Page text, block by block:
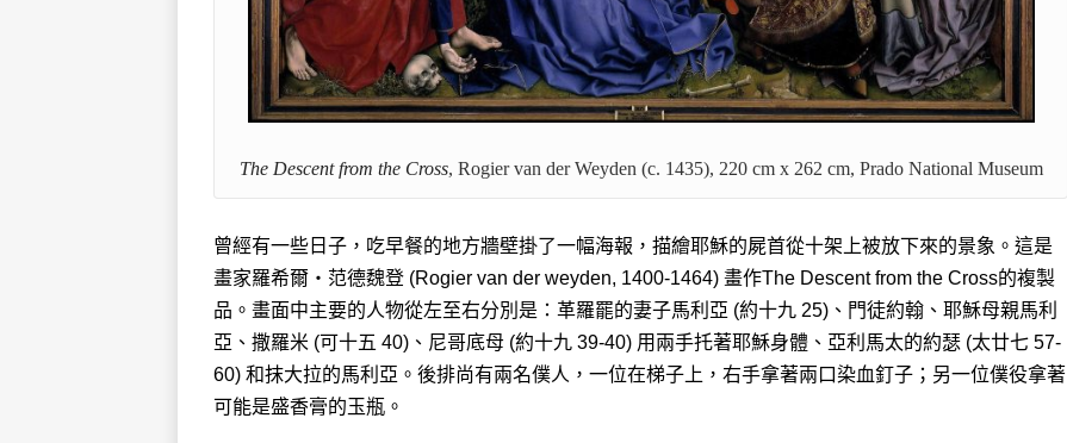
The Descent from the Cross, Rogier van der Weyden (c. 1435), 220 cm x 262 cm, Prado National Museum
曾經有一些日子，吃早餐的地方牆壁掛了一幅海報，描繪耶穌的屍首從十架上被放下來的景象。這是
畫家羅希爾‧范德魏登 (Rogier van der weyden, 1400-1464) 畫作The Descent from the Cross的複製
品。畫面中主要的人物從左至右分別是：革羅罷的妻子馬利亞 (約十九 25)、門徒約翰、耶穌母親馬利
亞、撒羅米 (可十五 40)、尼哥底母 (約十九 39-40) 用兩手托著耶穌身體、亞利馬太的約瑟 (太廿七 57-
60) 和抹大拉的馬利亞。後排尚有兩名僕人，一位在梯子上，右手拿著兩口染血釘子；另一位僕役拿著
可能是盛香膏的玉瓶。